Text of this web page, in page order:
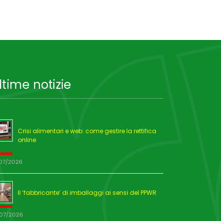
notizie
Crisi alimentari e web: come gestire la rettifica
online
2026
Il ‘fabbricante’ di imballaggi ai sensi del PPWR
2026